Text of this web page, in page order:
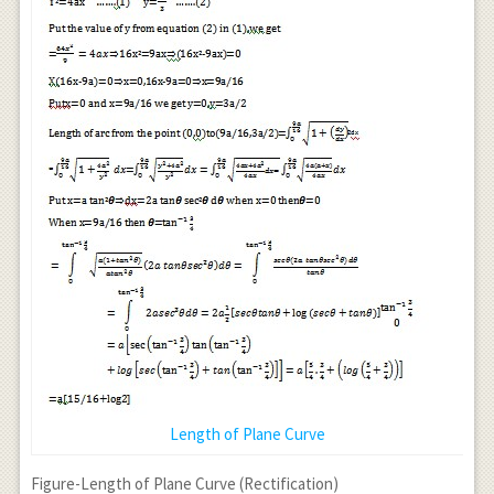
Length of Plane Curve
Figure-Length of Plane Curve (Rectification)